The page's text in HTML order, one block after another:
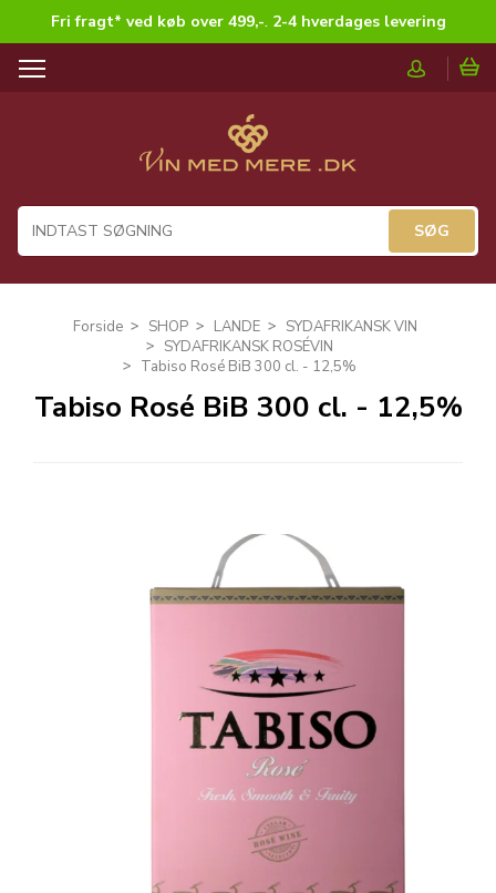
Fri fragt* ved køb over 499,-. 2-4 hverdages levering
T
a
i
Forside SHOP LANDE
SYDAFRIKANSK VIN
SYDAFRIKANSK ROSÉVIN
Tabiso Rosé BiB 300 cl. - 12,5%
Tabiso Rosé BiB 300 cl. - 12,5%